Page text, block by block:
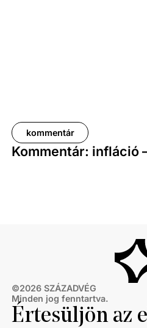
kommentár
Kommentár: infláció
©2026 SZÁZADVÉG
Minden jog fenntartva.
Értesüljön az